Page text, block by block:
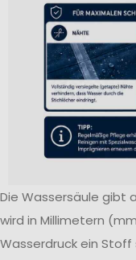
Die Wassersäule gibt
wird in Millimetern
Wasserdruck ein